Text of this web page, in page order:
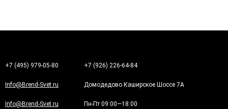
+7 (495) 979-05-80 +7 (926) 226-64-84
Info@Brend-Svet.ru Домодедово Каширское Шоссе 7А
Info@Brend-Svet.ru Пн-Пт 09:00—18:00